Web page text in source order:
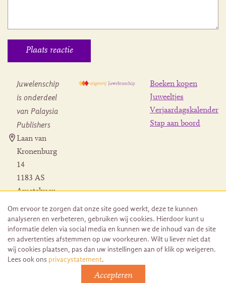
Juwelenschip
is onderdeel
van Palaysia
Publishers
Laan van
Kronenburg
14
1183 AS
Amstelveen
Herroeping
bestelling
Boeken kopen
Juweeltjes
Verjaardagskalender
Stap aan boord
© 2026 Uitgeverij Juwelenschip. Duurzaam ontwikkeld door
Om ervoor te zorgen dat onze site goed werkt, deze te kunnen
analyseren en verbeteren, gebruiken wij cookies. Hierdoor kunt u
informatie delen via social media en kunnen we de inhoud van de site
en advertenties afstemmen op uw voorkeuren. Wilt u liever niet dat
wij cookies plaatsen, pas dan uw instellingen aan of klik op weigeren.
Lees ook ons privacystatement.
Accepteren